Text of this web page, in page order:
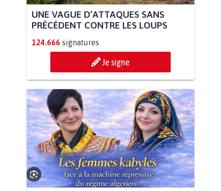
UNE VAGUE D’ATTAQUES SANS
PRÉCÉDENT CONTRE LES LOUPS
124.666 signatures
Je signe